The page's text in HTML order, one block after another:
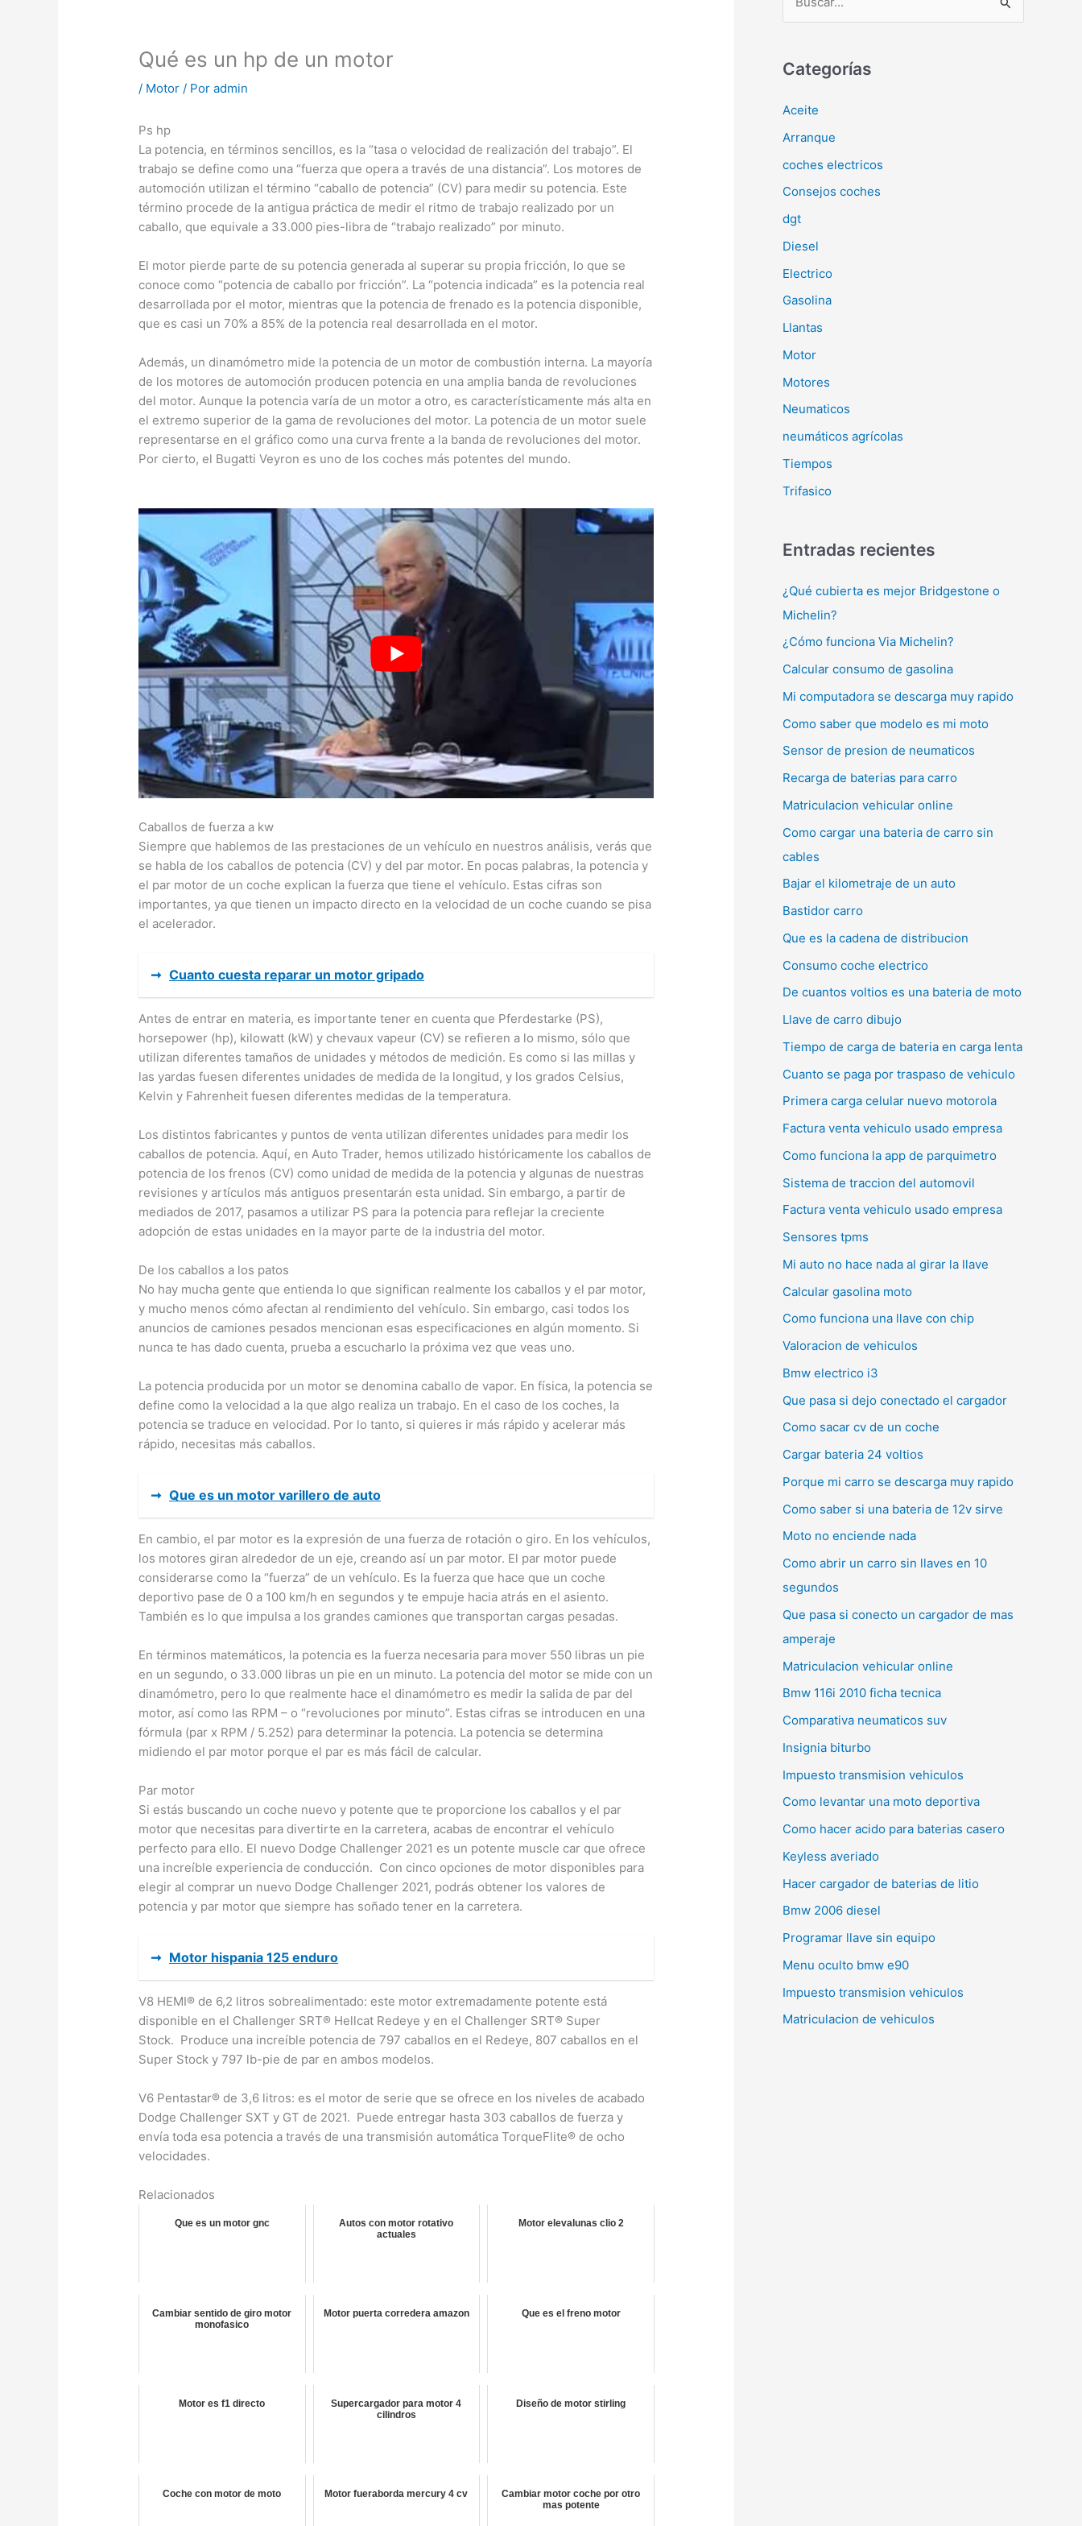
Qué es un hp de un motor
/ Motor / Poradmin
Ps hp
La potencia, en términos sencillos, es la “tasa o velocidad de realización del trabajo”. El
trabajo se define como una “fuerza que opera a través de una distancia”. Los motores de
automoción utilizan el término “caballo de potencia” (CV) para medir su potencia. Este
término procede de la antigua práctica de medir el ritmo de trabajo realizado por un
caballo, que equivale a 33.000 pies-libra de “trabajo realizado” por minuto.
El motor pierde parte de su potencia generada al superar su propia fricción, lo que se
conoce como “potencia de caballo por fricción”. La “potencia indicada” es la potencia real
desarrollada por el motor, mientras que la potencia de frenado es la potencia disponible,
que es casi un 70% a 85% de la potencia real desarrollada en el motor.
Además, un dinamómetro mide la potencia de un motor de combustión interna. La mayoría
de los motores de automoción producen potencia en una amplia banda de revoluciones
del motor. Aunque la potencia varía de un motor a otro, es característicamente más alta en
el extremo superior de la gama de revoluciones del motor. La potencia de un motor suele
representarse en el gráfico como una curva frente a la banda de revoluciones del motor.
Por cierto, el Bugatti Veyron es uno de los coches más potentes del mundo.
Caballos de fuerza a kw
Siempre que hablemos de las prestaciones de un vehículo en nuestros análisis, verás que
se habla de los caballos de potencia (CV) y del par motor. En pocas palabras, la potencia y
el par motor de un coche explican la fuerza que tiene el vehículo. Estas cifras son
importantes, ya que tienen un impacto directo en la velocidad de un coche cuando se pisa
el acelerador.
➞ Cuanto cuesta reparar un motor gripado
Antes de entrar en materia, es importante tener en cuenta que Pferdestarke (PS),
horsepower (hp), kilowatt (kW) y chevaux vapeur (CV) se refieren a lo mismo, sólo que
utilizan diferentes tamaños de unidades y métodos de medición. Es como si las millas y
las yardas fuesen diferentes unidades de medida de la longitud, y los grados Celsius,
Kelvin y Fahrenheit fuesen diferentes medidas de la temperatura.
Los distintos fabricantes y puntos de venta utilizan diferentes unidades para medir los
caballos de potencia. Aquí, en Auto Trader, hemos utilizado históricamente los caballos de
potencia de los frenos (CV) como unidad de medida de la potencia y algunas de nuestras
revisiones y artículos más antiguos presentarán esta unidad. Sin embargo, a partir de
mediados de 2017, pasamos a utilizar PS para la potencia para reflejar la creciente
adopción de estas unidades en la mayor parte de la industria del motor.
De los caballos a los patos
No hay mucha gente que entienda lo que significan realmente los caballos y el par motor,
y mucho menos cómo afectan al rendimiento del vehículo. Sin embargo, casi todos los
anuncios de camiones pesados mencionan esas especificaciones en algún momento. Si
nunca te has dado cuenta, prueba a escucharlo la próxima vez que veas uno.
La potencia producida por un motor se denomina caballo de vapor. En física, la potencia se
define como la velocidad a la que algo realiza un trabajo. En el caso de los coches, la
potencia se traduce en velocidad. Por lo tanto, si quieres ir más rápido y acelerar más
rápido, necesitas más caballos.
➞ Que es un motor varillero de auto
En cambio, el par motor es la expresión de una fuerza de rotación o giro. En los vehículos,
los motores giran alrededor de un eje, creando así un par motor. El par motor puede
considerarse como la “fuerza” de un vehículo. Es la fuerza que hace que un coche
deportivo pase de 0 a 100 km/h en segundos y te empuje hacia atrás en el asiento.
También es lo que impulsa a los grandes camiones que transportan cargas pesadas.
En términos matemáticos, la potencia es la fuerza necesaria para mover 550 libras un pie
en un segundo, o 33.000 libras un pie en un minuto. La potencia del motor se mide con un
dinamómetro, pero lo que realmente hace el dinamómetro es medir la salida de par del
motor, así como las RPM – o “revoluciones por minuto”. Estas cifras se introducen en una
fórmula (par x RPM / 5.252) para determinar la potencia. La potencia se determina
midiendo el par motor porque el par es más fácil de calcular.
Par motor
Si estás buscando un coche nuevo y potente que te proporcione los caballos y el par
motor que necesitas para divertirte en la carretera, acabas de encontrar el vehículo
perfecto para ello. El nuevo Dodge Challenger 2021 es un potente muscle car que ofrece
una increíble experiencia de conducción. Con cinco opciones de motor disponibles para
elegir al comprar un nuevo Dodge Challenger 2021, podrás obtener los valores de
potencia y par motor que siempre has soñado tener en la carretera.
➞ Motor hispania 125 enduro
V8 HEMI® de 6,2 litros sobrealimentado: este motor extremadamente potente está
disponible en el Challenger SRT® Hellcat Redeye y en el Challenger SRT® Super
Stock. Produce una increíble potencia de 797 caballos en el Redeye, 807 caballos en el
Super Stock y 797 lb-pie de par en ambos modelos.
V6 Pentastar® de 3,6 litros: es el motor de serie que se ofrece en los niveles de acabado
Dodge Challenger SXT y GT de 2021. Puede entregar hasta 303 caballos de fuerza y
envía toda esa potencia a través de una transmisión automática TorqueFlite® de ocho
velocidades.
Relacionados
Que es un motor gnc
Autos con motor rotativo
actuales
Motor elevalunas clio 2
Cambiar sentido de giro motor
monofasico
Motor puerta corredera amazon Que es el freno motor
Motor es f1 directo
Supercargador para motor 4
cilindros
Diseño de motor stirling
Coche con motor de moto Motor fueraborda mercury 4 cv
Cambiar motor coche por otro
mas potente
c
r
p
o
r
Categorías
Aceite
Arranque
coches electricos
Consejos coches
dgt
Diesel
Electrico
Gasolina
Llantas
Motor
Motores
Neumaticos
neumáticos agrícolas
Tiempos
Trifasico
Entradas recientes
¿Qué cubierta es mejor Bridgestone o
Michelin?
¿Cómo funciona Via Michelin?
Calcular consumo de gasolina
Mi computadora se descarga muy rapido
Como saber que modelo es mi moto
Sensor de presion de neumaticos
Recarga de baterias para carro
Matriculacion vehicular online
Como cargar una bateria de carro sin
cables
Bajar el kilometraje de un auto
Bastidor carro
Que es la cadena de distribucion
Consumo coche electrico
De cuantos voltios es una bateria de moto
Llave de carro dibujo
Tiempo de carga de bateria en carga lenta
Cuanto se paga por traspaso de vehiculo
Primera carga celular nuevo motorola
Factura venta vehiculo usado empresa
Como funciona la app de parquimetro
Sistema de traccion del automovil
Factura venta vehiculo usado empresa
Sensores tpms
Mi auto no hace nada al girar la llave
Calcular gasolina moto
Como funciona una llave con chip
Valoracion de vehiculos
Bmw electrico i3
Que pasa si dejo conectado el cargador
Como sacar cv de un coche
Cargar bateria 24 voltios
Porque mi carro se descarga muy rapido
Como saber si una bateria de 12v sirve
Moto no enciende nada
Como abrir un carro sin llaves en 10
segundos
Que pasa si conecto un cargador de mas
amperaje
Matriculacion vehicular online
Bmw 116i 2010 ficha tecnica
Comparativa neumaticos suv
Insignia biturbo
Impuesto transmision vehiculos
Como levantar una moto deportiva
Como hacer acido para baterias casero
Keyless averiado
Hacer cargador de baterias de litio
Bmw 2006 diesel
Programar llave sin equipo
Menu oculto bmw e90
Impuesto transmision vehiculos
Matriculacion de vehiculos